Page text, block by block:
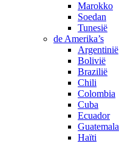
Marokko
Soedan
Tunesië
de Amerika’s
Argentinië
Bolivië
Brazilië
Chili
Colombia
Cuba
Ecuador
Guatemala
Haïti